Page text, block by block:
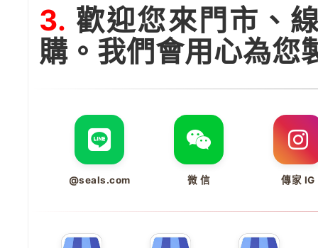
3. 歡迎您來門市、
購。我們會用心為您
@seals.com 微 信 傳家 IG